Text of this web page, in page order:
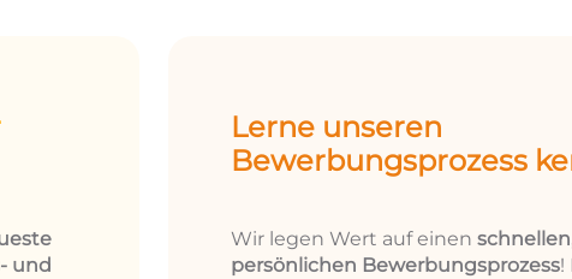
und
Lerne unseren
Bewerbungsprozess
Wir legen Wert auf einen
persönlichen Bewerbungsprozess!